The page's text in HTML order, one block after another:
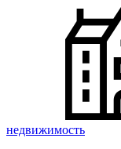
недвижимость